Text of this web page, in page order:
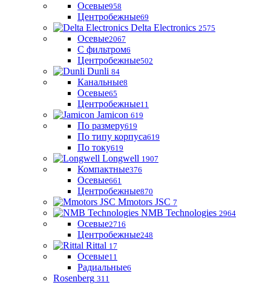
Осевые958
Центробежные69
Delta Electronics 2575
Осевые2067
С фильтром6
Центробежные502
Dunli 84
Канальные8
Осевые65
Центробежные11
Jamicon 619
По размеру619
По типу корпуса619
По току619
Longwell 1907
Компактные376
Осевые661
Центробежные870
Mmotors JSC 7
NMB Technologies 2964
Осевые2716
Центробежные248
Rittal 17
Осевые11
Радиальные6
Rosenberg 311